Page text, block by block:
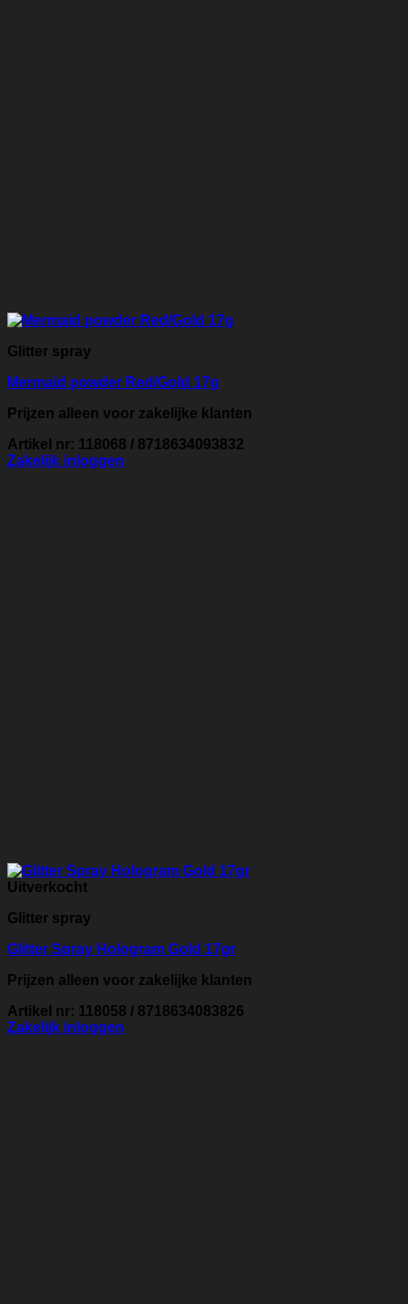
Glitter spray
Mermaid powder Red/Gold 17g
Prijzen alleen voor zakelijke klanten
Artikel nr: 118068 / 8718634093832
Zakelijk inloggen
Uitverkocht
Glitter spray
Glitter Spray Hologram Gold 17gr
Prijzen alleen voor zakelijke klanten
Artikel nr: 118058 / 8718634083826
Zakelijk inloggen